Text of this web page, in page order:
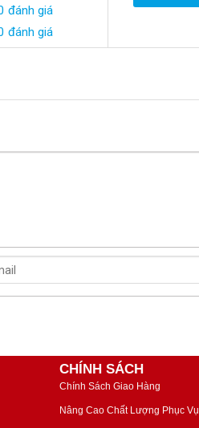
đánh giá
đánh giá
CHÍNH SÁCH
Chính Sách Giao Hàng
Nâng Cao Chất Lượng Phục Vụ